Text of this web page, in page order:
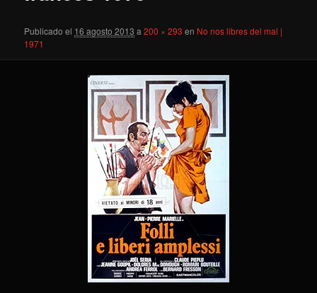
Publicado el 16 agosto 2013 a200 × 293 en No nos libres del mal |
1971